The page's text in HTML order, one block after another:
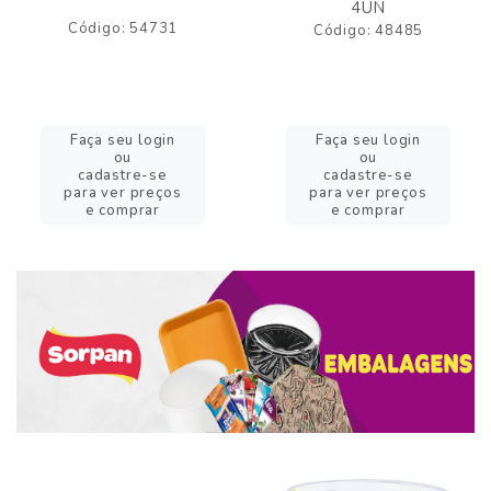
Código: 54731
Faça seu login
ou
cadastre-se
para ver preços
e comprar
4UN
Código: 48485
Faça seu login
ou
cadastre-se
para ver preços
e comprar